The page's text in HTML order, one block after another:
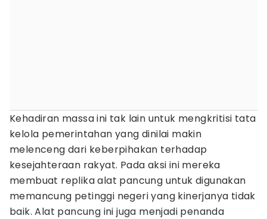
​Kehadiran massa ini tak lain untuk mengkritisi tata
kelola pemerintahan yang dinilai makin
melenceng dari keberpihakan terhadap
kesejahteraan rakyat. Pada aksi ini mereka
membuat replika alat pancung untuk digunakan
memancung petinggi negeri yang kinerjanya tidak
baik. Alat pancung ini juga menjadi penanda